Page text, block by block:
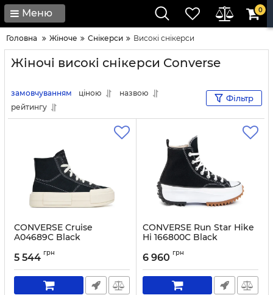
Меню 0
Головна Жіноче Снікерси Високі снікерси
Жіночі високі снікерси Converse
замовчуванням ціною
назвою
рейтингу
Фільтр
CONVERSE Cruise
A04689C Black
5 544 грн
CONVERSE Run Star Hike
Hi 166800C Black
6 960 грн